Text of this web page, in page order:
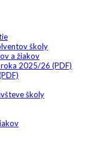
školy
a žiakov
2025/26 (PDF)
školy